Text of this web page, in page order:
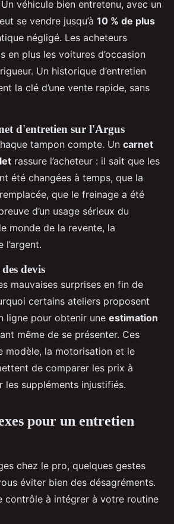
véhicule bien entretenu, avec un
se vendre jusqu’à 10 % de plus
négligé. Les acheteurs
en plus les voitures d’occasion
Un historique d’entretien
la clé d’une vente rapide, sans
d'entretien sur l'Argus
tampon compte. Un carnet
rassure l’acheteur : il sait que les
été changées à temps, que la
que le freinage a été
d’un usage sérieux du
monde de la revente, la
l’argent.
devis
mauvaises surprises en fin de
certains ateliers proposent
ligne pour obtenir une estimation
même de se présenter. Ces
modèle, la motorisation et le
de comparer les prix à
les suppléments injustifiés.
pour un entretien
chez le pro, quelques gestes
éviter bien des désagréments.
contrôle à intégrer à votre routine